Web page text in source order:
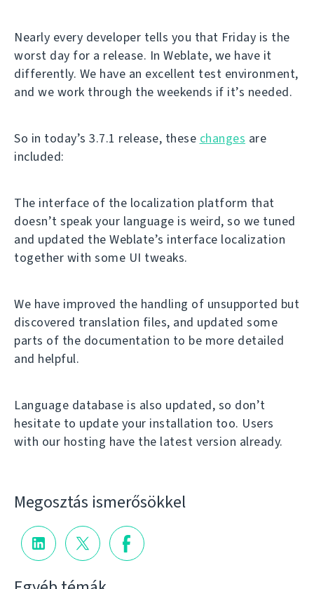
Nearly every developer tells you that Friday is the
worst day for a release. In Weblate, we have it
differently. We have an excellent test environment,
and we work through the weekends if it’s needed.
So in today’s 3.7.1 release, these changes are
included:
The interface of the localization platform that
doesn’t speak your language is weird, so we tuned
and updated the Weblate’s interface localization
together with some UI tweaks.
We have improved the handling of unsupported but
discovered translation files, and updated some
parts of the documentation to be more detailed
and helpful.
Language database is also updated, so don’t
hesitate to update your installation too. Users
with our hosting have the latest version already.
Megosztás ismerősökkel